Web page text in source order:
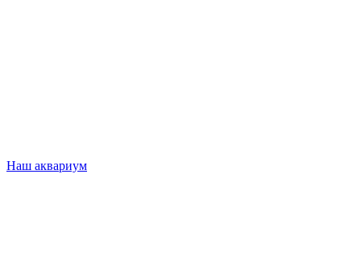
Наш аквариум